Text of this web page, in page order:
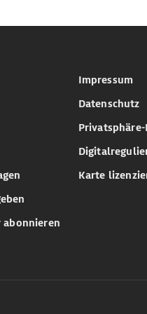
Impressum
Datenschutz
Privatsphäre-
Karte